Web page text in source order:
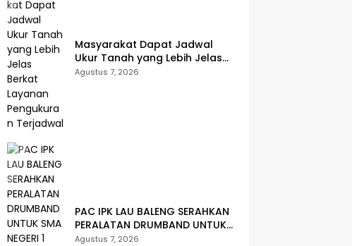
Masyarakat Dapat Jadwal
Ukur Tanah yang Lebih Jelas
Berkat Layanan Pengukuran
Agustus 7, 2026
PAC IPK LAU BALENG SERAHKAN
PERALATAN DRUMBAND UNTUK
SMA NEGERI 1 LAU BALENG
Agustus 7, 2026